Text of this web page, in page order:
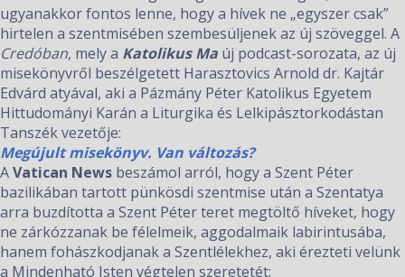
ugyanakkor fontos lenne, hogy a hívek ne „egyszer csak”
hirtelen a szentmisében szembesüljenek az új szöveggel. A
Credóban, mely a Katolikus Ma új podcast-sorozata, az új
misekönyvről beszélgetett Harasztovics Arnold dr. Kajtár
Edvárd atyával, aki a Pázmány Péter Katolikus Egyetem
Hittudományi Karán a Liturgika és Lelkipásztorkodástan
Tanszék vezetője:
Megújult misekönyv. Van változás?
AVatican News beszámol arról, hogy a Szent Péter
bazilikában tartott pünkösdi szentmise után a Szentatya
arra buzdította a Szent Péter teret megtöltő híveket, hogy
ne zárkózzanak be félelmeik, aggodalmaik labirintusába,
hanem fohászkodjanak a Szentlélekhez, aki érezteti velünk
a Mindenható Isten végtelen szeretetét: